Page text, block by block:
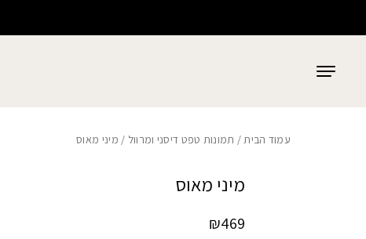
עמוד הבית/ תמונות טפט דיסני ומרוול / מיני מאוס
מיני מאוס
₪469